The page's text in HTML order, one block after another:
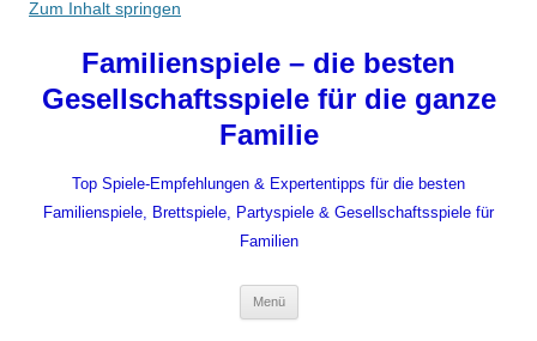
Zum Inhalt springen
Familienspiele – die besten
Gesellschaftsspiele für die ganze
Familie
Top Spiele-Empfehlungen & Expertentipps für die besten
Familienspiele, Brettspiele, Partyspiele & Gesellschaftsspiele für
Familien
Menü